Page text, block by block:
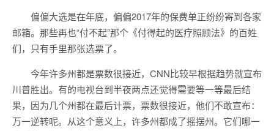
偏偏大选是在年底，偏偏2017年的保费单正纷纷寄到各家
邮箱。那些再也“付不起”那个《付得起的医疗照顾法》的百姓
们，只有手里那张选票了。
今年许多州都是票数很接近，CNN比较早根据趋势就宣布
川普胜出。有的电视台到半夜两点还觉得需要等一等最后结
果，因为几个州都在最后计票，票数很接近，他们不敢宣布：
万一逆转呢。从这个意义上，许多州都成了摇摆州。它们哪一